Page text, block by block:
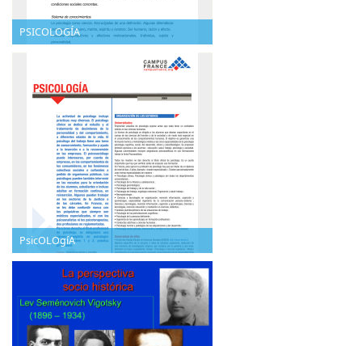
PSICOLOGÍA
PsicOLOgíA